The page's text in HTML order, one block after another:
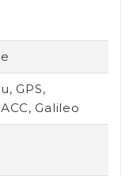
GPS,
Galileo